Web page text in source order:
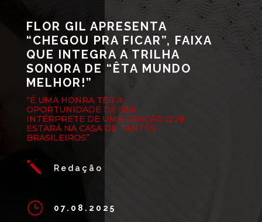
FLOR GIL APRESENTA
“CHEGOU PRA FICAR”, FAIXA
QUE INTEGRA A TRILHA
SONORA DE “ÊTA MUNDO
MELHOR!”
“É UMA HONRA TER A
OPORTUNIDADE DE SER
INTÉRPRETE DE UMA CANÇÃO QUE
ESTARÁ NA CASA DE TANTOS
BRASILEIROS”
j Redação
} 07.08.2025